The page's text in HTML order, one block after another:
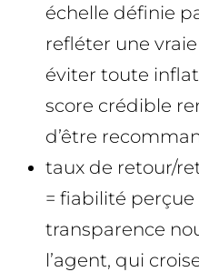
échelle définie
refléter une
éviter toute
score crédible
d’être
taux de retour/
= fiabilité perçue
transparence
l’agent, qui